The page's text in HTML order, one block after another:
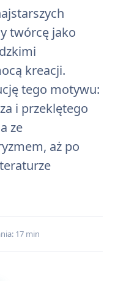
twórcę jako
kreacji.
tego motywu:
i przeklętego
ze
aż po
17 min